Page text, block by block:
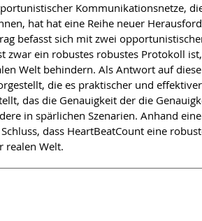
Kommunikationsnetze,
hat hat eine Reihe neuer
befasst sich mit zwei
zwar ein robustes robustes Protokoll
Welt behindern. Als Antwort auf
die es praktischer und
das die Genauigkeit der die
in spärlichen Szenarien. Anhand
dass HeartBeatCount eine
realen Welt.